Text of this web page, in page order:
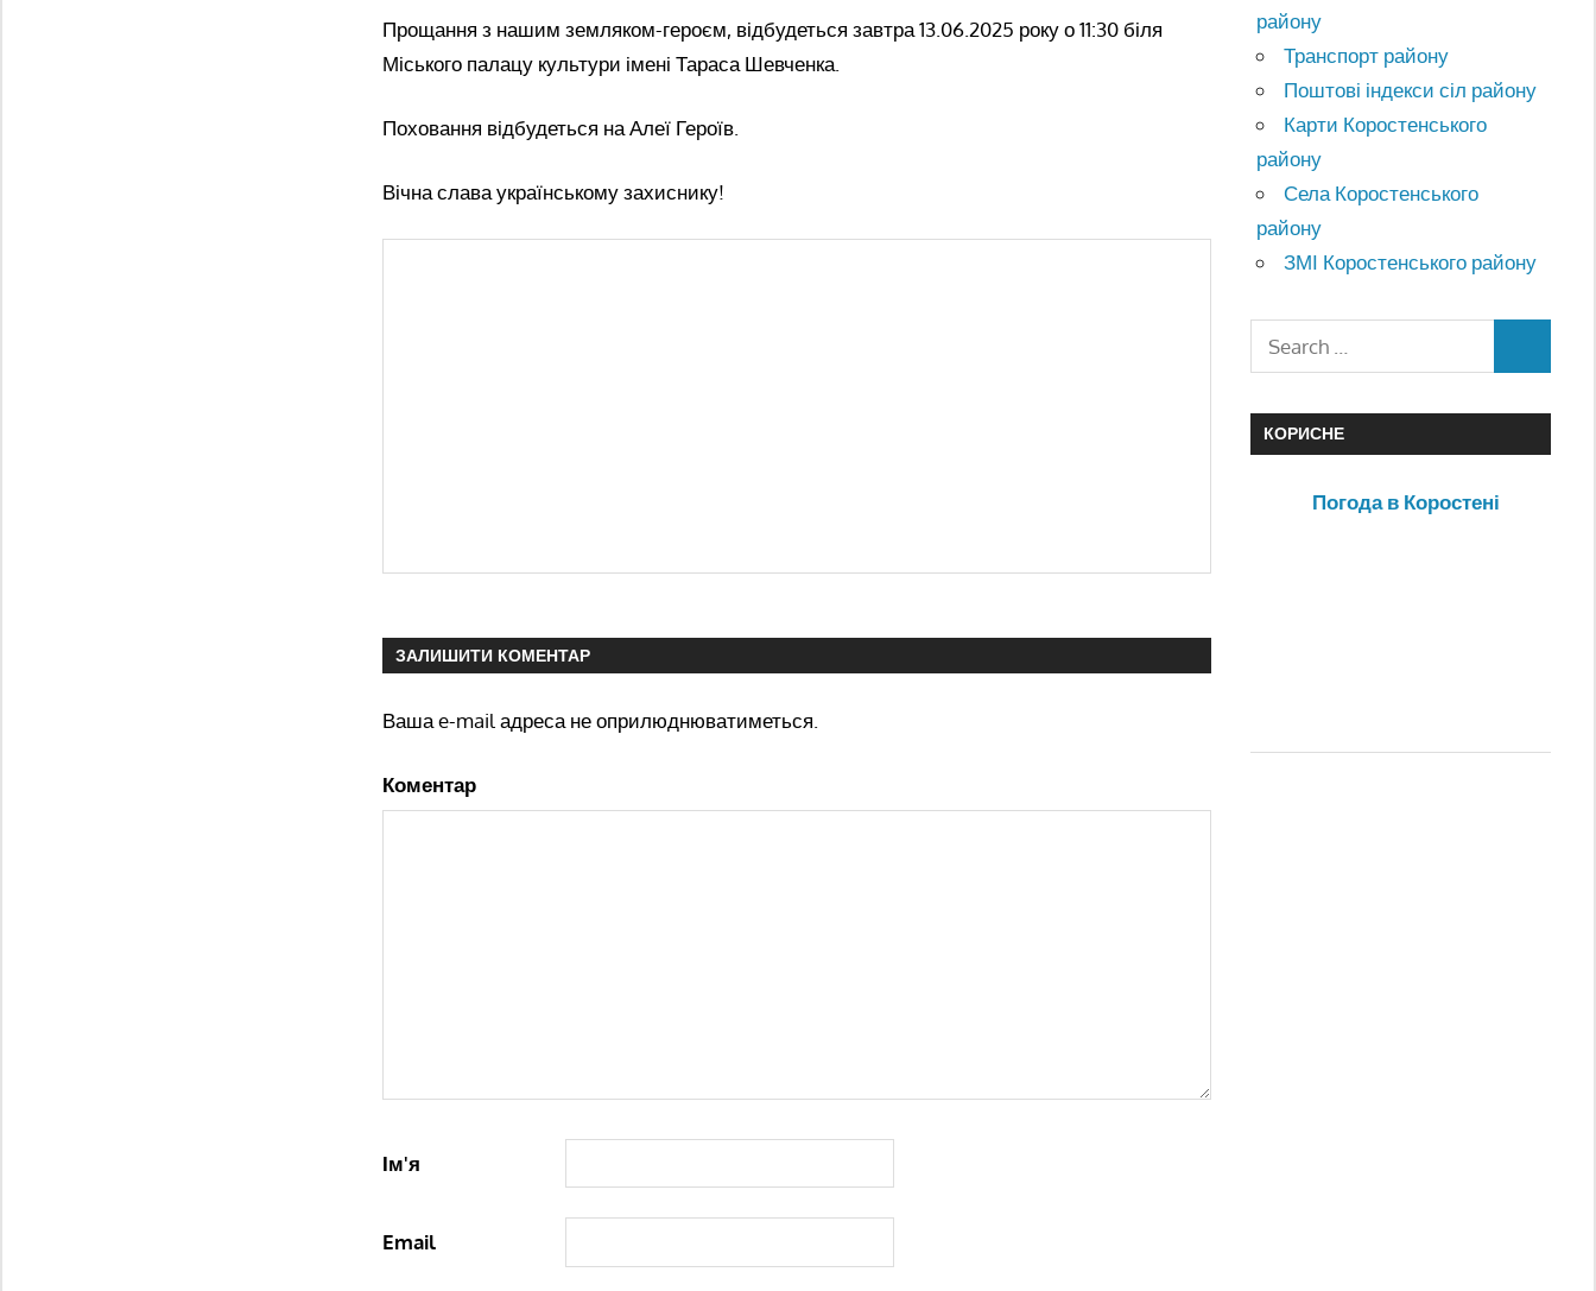
Прощання з нашим земляком-героєм, відбудеться завтра 13.06.2025 року о 11:30 біля
Міського палацу культури імені Тараса Шевченка.
Поховання відбудеться на Алеї Героїв.
Вічна слава українському захиснику!
ЗАЛИШИТИ КОМЕНТАР
Ваша e-mail адреса не оприлюднюватиметься.
Коментар
Ім'я
Email
району
Транспорт району
Поштові індекси сіл району
Карти Коростенського
району
Села Коростенського
району
ЗМІ Коростенського району
КОРИСНЕ
Погода в Коростені